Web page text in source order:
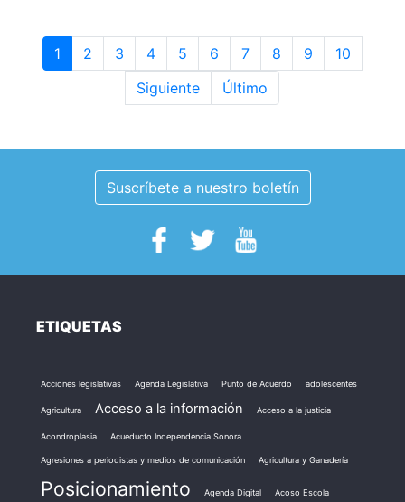
1 2 3 4 5 6 7 8 9
10
Siguiente
Último
Suscríbete a nuestro boletín
ETIQUETAS
Acciones legislativas Agenda Legislativa Punto de Acuerdo adolescentes
Agricultura Acceso a la información Acceso a la justicia
Acondroplasia Acueducto Independencia Sonora
Agresiones a periodistas y medios de comunicación Agricultura y Ganadería
Posicionamiento Agenda Digital Acoso Escola